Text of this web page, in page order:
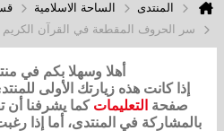
المنتدى الساحة الاسلامية
سر الحروف المقطعة في القرآن الكريم
أهلا وسهلا بكم في
إذا كانت هذه زيارتك الأولى
صفحة التعليمات كما يشرفنا أن
بالمشاركة في المنتدى، أما إذا